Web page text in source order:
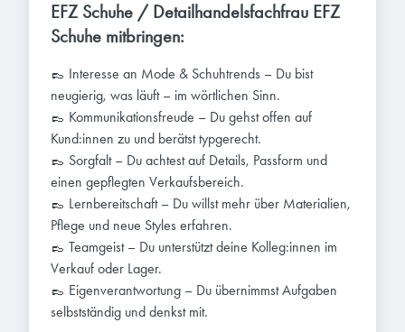
EFZ Schuhe / Detailhandelsfachfrau EFZ
Schuhe mitbringen:
👞 Interesse an Mode & Schuhtrends – Du bist
neugierig, was läuft – im wörtlichen Sinn.
👞 Kommunikationsfreude – Du gehst offen auf
Kund:innen zu und berätst typgerecht.
👞 Sorgfalt – Du achtest auf Details, Passform und
einen gepflegten Verkaufsbereich.
👞 Lernbereitschaft – Du willst mehr über Materialien,
Pflege und neue Styles erfahren.
👞 Teamgeist – Du unterstützt deine Kolleg:innen im
Verkauf oder Lager.
👞 Eigenverantwortung – Du übernimmst Aufgaben
selbstständig und denkst mit.